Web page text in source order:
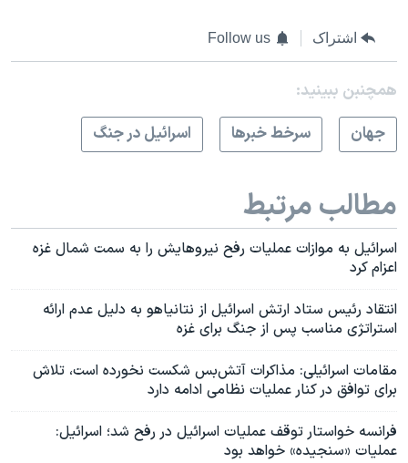
اشتراک Follow us
همچنبن ببینید:
جهان
سرخط خبرها اسرائیل در جنگ
مطالب مرتبط
اسرائیل به موازات عملیات رفح نیروهایش را به سمت شمال غزه
اعزام کرد
انتقاد رئیس ستاد ارتش اسرائیل از نتانیاهو به دلیل عدم ارائه
استراتژی مناسب پس از جنگ برای غزه
مقامات اسرائیلی: مذاکرات آتش‌بس شکست نخورده است، تلاش‌
برای توافق در کنار عملیات نظامی ادامه دارد
فرانسه خواستار توقف عملیات اسرائیل در رفح شد؛ اسرائیل:
عملیات «سنجیده» خواهد بود